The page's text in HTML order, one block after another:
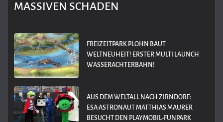
MASSIVEN SCHADEN
FREIZEITPARK PLOHN BAUT
WELTNEUHEIT! ERSTER MULTI LAUNCH
WASSERACHTERBAHN!
AUS DEM WELTALL NACH ZIRNDORF:
ESA-ASTRONAUT MATTHIAS MAURER
BESUCHT DEN PLAYMOBIL-FUNPARK